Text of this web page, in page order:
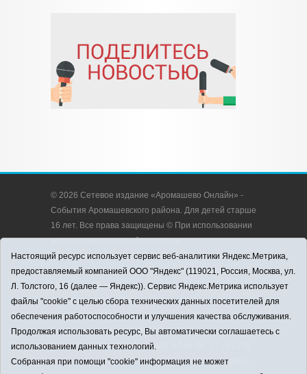
© 2026 Сетевое издание «Аромашево Онлайн» -
События Аромашевского района. Для детей старше
16 лет. Все права защищены © При использовании
материалов ссылка обязательна.
Адрес редакции: 627350, Россия, Тюменская
область, Аромашевский район, с. Аромашево, ул.
Кирова, д. 13.
Адрес электронной почты редакции:
strudu72@obl72.ru
Телефон редакции: 8 (34545) 2-30-58
Регистрационный номер СМИ ЭЛ № ФС 77 - 65176
выдано Федеральной службой по надзору в сфере
Настоящий ресурс использует сервис веб-аналитики Яндекс.Метрика,
предоставляемый компанией ООО "Яндекс" (119021, Россия, Москва, ул.
Л. Толстого, 16 (далее — Яндекс)). Сервис Яндекс.Метрика использует
файлы "cookie" с целью сбора технических данных посетителей для
обеспечения работоспособности и улучшения качества обслуживания.
Продолжая использовать ресурс, Вы автоматически соглашаетесь с
использованием данных технологий.
Собранная при помощи "cookie" информация не может